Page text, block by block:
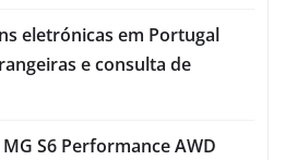
eletrónicas em Portugal
e consulta de
S6 Performance AWD